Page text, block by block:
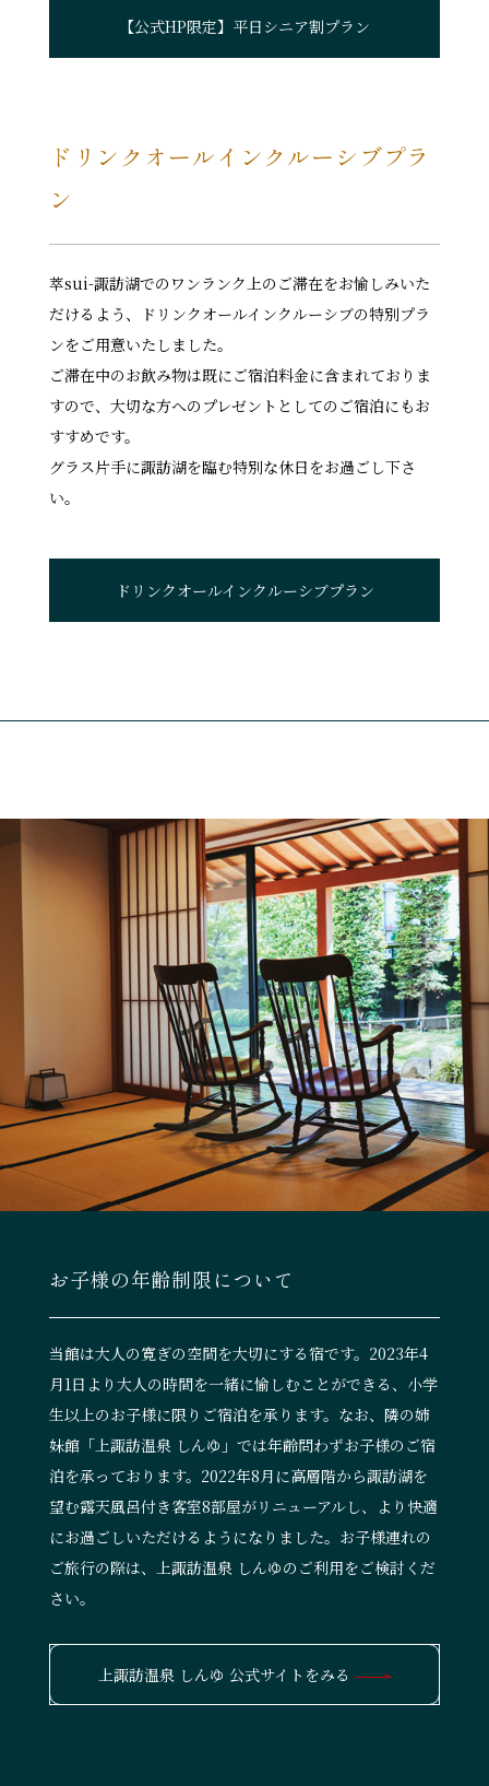
【公式HP限定】平日シニア割プラン
ドリンクオールインクルーシブプラ
ン
萃sui-諏訪湖でのワンランク上のご滞在をお愉しみいた
だけるよう、ドリンクオールインクルーシブの特別プラ
ンをご用意いたしました。
ご滞在中のお飲み物は既にご宿泊料金に含まれておりま
すので、大切な方へのプレゼントとしてのご宿泊にもお
すすめです。
グラス片手に諏訪湖を臨む特別な休日をお過ごし下さ
い。
ドリンクオールインクルーシブプラン
お子様の年齢制限について
当館は大人の寛ぎの空間を大切にする宿です。2023年4
月1日より大人の時間を一緒に愉しむことができる、小学
生以上のお子様に限りご宿泊を承ります。なお、隣の姉
妹館「上諏訪温泉 しんゆ」では年齢問わずお子様のご宿
泊を承っております。2022年8月に高層階から諏訪湖を
望む露天風呂付き客室8部屋がリニューアルし、より快適
にお過ごしいただけるようになりました。お子様連れの
ご旅行の際は、上諏訪温泉 しんゆのご利用をご検討くだ
さい。
上諏訪温泉 しんゆ 公式サイトをみる